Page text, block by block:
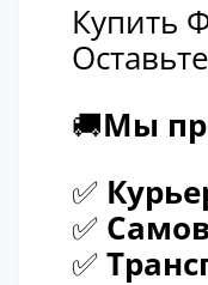
Купить
🚚Мы
✅
✅
✅